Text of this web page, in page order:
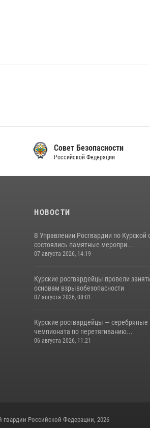
Совет Безопасности
Российской Федерации
НОВОСТИ
В Управлении Росгвардии по Курской
состоялись памятные меропри...
07 августа 2026, 14:19
Курские росгвардейцы провели
основам взрывобезопасности
07 августа 2026, 08:01
Курские росгвардейцы — серебряные
чемпионата по перетягиванию...
06 августа 2026, 11:21
Российской Федерации, 2026